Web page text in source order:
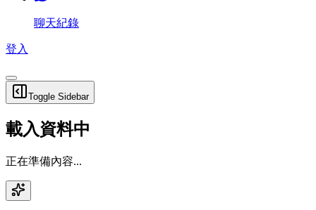
聊天紀錄
登入
Toggle Sidebar
載入資料中
正在準備內容...